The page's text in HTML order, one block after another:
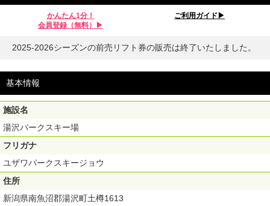
かんたん1分！
会員登録（無料）▶︎
ご利用ガイド▶︎
2025-2026シーズンの前売リフト券の販売は終了いたしました。
基本情報
施設名
湯沢パークスキー場
フリガナ
ユザワパークスキージョウ
住所
新潟県南魚沼郡湯沢町土樽1613